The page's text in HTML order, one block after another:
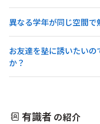
異なる学年が同じ空間
お友達を塾に誘いたい
か？
有識者 の紹介